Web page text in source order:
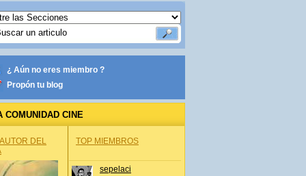
¿ Aún no eres miembro ?
Propón tu blog
COMUNIDAD CINE
DEL
TOP MIEMBROS
sepelaci